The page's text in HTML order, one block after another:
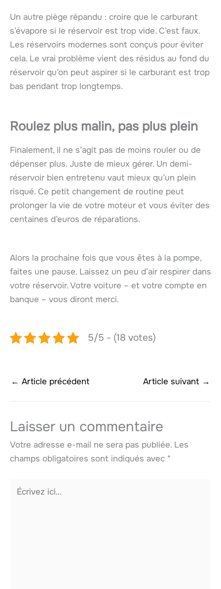
Un autre piège répandu : croire que le carburant
s’évapore si le réservoir est trop vide. C’est faux.
Les réservoirs modernes sont conçus pour éviter
cela. Le vrai problème vient des résidus au fond du
réservoir qu’on peut aspirer si le carburant est trop
bas pendant trop longtemps.
Roulez plus malin, pas plus plein
Finalement, il ne s’agit pas de moins rouler ou de
dépenser plus. Juste de mieux gérer. Un demi-
réservoir bien entretenu vaut mieux qu’un plein
risqué. Ce petit changement de routine peut
prolonger la vie de votre moteur et vous éviter des
centaines d’euros de réparations.
Alors la prochaine fois que vous êtes à la pompe,
faites une pause. Laissez un peu d’air respirer dans
votre réservoir. Votre voiture – et votre compte en
banque – vous diront merci.
5/5 - (18 votes)
← Article précédent Article suivant →
Laisser un commentaire
Votre adresse e-mail ne sera pas publiée. Les
champs obligatoires sont indiqués avec *
Écrivez